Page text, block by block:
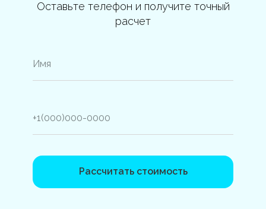
Оставьте телефон и получите точный
расчет
Рассчитать стоимость